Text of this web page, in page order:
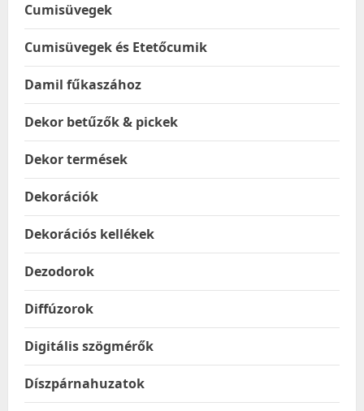
Cumisüvegek
Cumisüvegek és Etetőcumik
Damil fűkaszához
Dekor betűzők & pickek
Dekor termések
Dekorációk
Dekorációs kellékek
Dezodorok
Diffúzorok
Digitális szögmérők
Díszpárnahuzatok